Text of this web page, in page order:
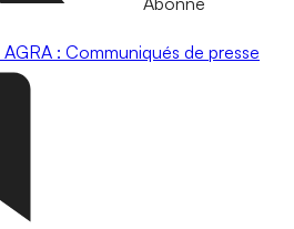
AGRA : Communiqués de presse